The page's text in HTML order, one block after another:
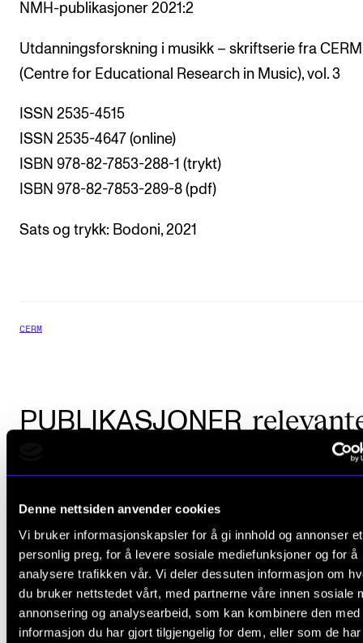
Denne nettsiden anvender cookies
Vi bruker informasjonskapsler for å gi innhold og annonser et
personlig preg, for å levere sosiale mediefunksjoner og for å
analysere trafikken vår. Vi deler dessuten informasjon om
du bruker nettstedet vårt, med partnerne våre innen sosiale
annonsering og analysearbeid, som kan kombinere den med
informasjon du har gjort tilgjengelig for dem, eller som de
NMH-publikasjoner 2021:2
Utdanningsforskning i musikk – skriftserie fra CERM
(Centre for Educational Research in Music), vol. 3
ISSN 2535-4515
ISSN 2535-4647 (online)
ISBN 978-82-7853-288-1 (trykt)
ISBN 978-82-7853-289-8 (pdf)
Sats og trykk: Bodoni, 2021
CERM
PUBLIKASJONER